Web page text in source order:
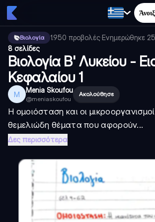
Βιολογία 1.950 προβολές·Ενημερώθηκε
8 σελίδες
Βιολογία Β' Λυκείου -
Κεφαλαίου 1
M Menia Skoufou
@meniaskoufou
Ακολούθησε
Η ομοιόσταση και οι μικροοργανισμοί
θεμελιώδη θέματα που αφορούν...
Δες περισσότερα